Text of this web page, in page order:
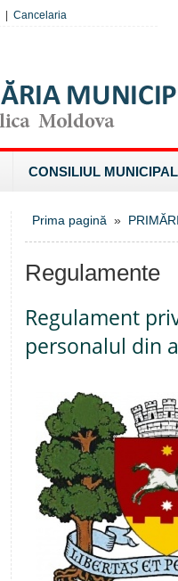
Cancelaria
CONSILIUL MUNICIPAL
Prima pagină »
Regulamente
Regulament
personalul din